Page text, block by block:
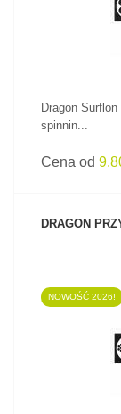
Dragon
spinnin...
Cena od
DRAGON
NOWOŚĆ 2026!